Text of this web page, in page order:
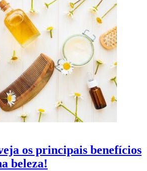
os principais benefícios
beleza!